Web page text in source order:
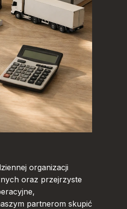
organizacji
oraz przejrzyste
partnerom skupić